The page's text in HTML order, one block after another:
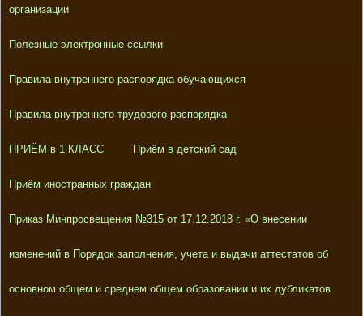
организации
Полезные электронные ссылки
Правила внутреннего распорядка обучающихся
Правила внутреннего трудового распорядка
ПРИЁМ в 1 КЛАСС Приём в детский сад
Приём иностранных граждан
Приказ Минпросвещения №315 от 17.12.2018 г. «О внесении
изменений в Порядок заполнения, учета и выдачи аттестатов об
основном общем и среднем общем образовании и их дубликатов